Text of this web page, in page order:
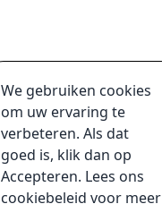
We gebruiken cookies
om uw ervaring te
verbeteren. Als dat
goed is, klik dan op
Accepteren. Lees ons
cookiebeleid voor meer